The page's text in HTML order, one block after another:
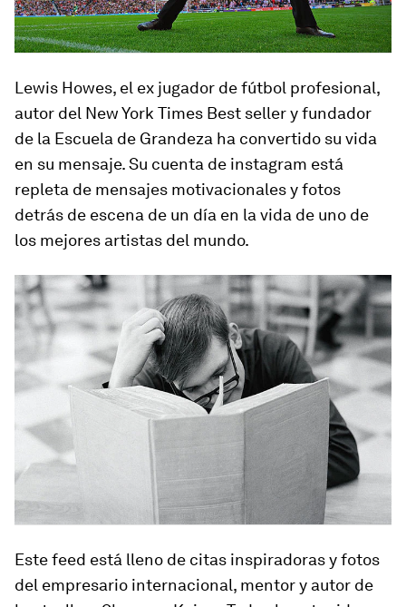
Lewis Howes, el ex jugador de fútbol profesional,
autor del New York Times Best seller y fundador
de la Escuela de Grandeza ha convertido su vida
en su mensaje. Su cuenta de instagram está
repleta de mensajes motivacionales y fotos
detrás de escena de un día en la vida de uno de
los mejores artistas del mundo.
Este feed está lleno de citas inspiradoras y fotos
del empresario internacional, mentor y autor de